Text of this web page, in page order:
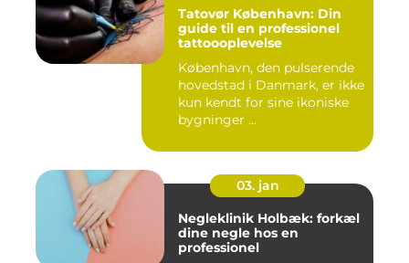
Tatovør København: Din
guide til en professionel
tattoooplevelse
København, den pulserende
hovedstad i Danmark, er ikke
kun kendt for sine ikoniske
bygninger ...
03. jan
Negleklinik Holbæk: forkæl
dine negle hos en
professionel